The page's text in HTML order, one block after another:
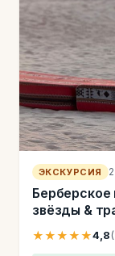
ЭКСКУРСИЯ
звёзды &
★★★★★4,8